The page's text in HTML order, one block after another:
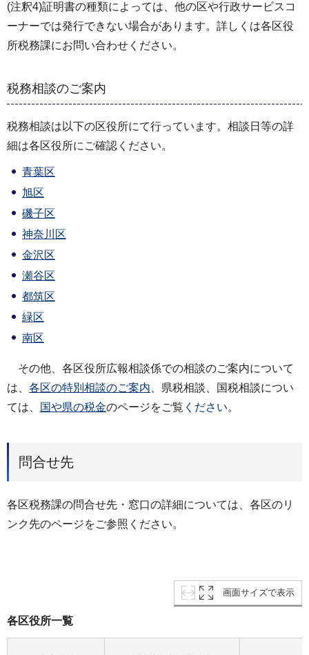
(注釈4)証明書の種類によっては、他の区や行政サービスコ
ーナーでは発行できない場合があります。詳しくは各区役
所税務課にお問い合わせください。
税務相談のご案内
税務相談は以下の区役所にて行っています。相談日等の詳
細は各区役所にご確認ください。
青葉区
旭区
磯子区
神奈川区
金沢区
瀬谷区
都筑区
緑区
南区
その他、各区役所広報相談係での相談のご案内について
は、 各区の特別相談のご案内 、県税相談、国税相談につい
ては、
国や県の税金のページをご覧 ください。
問合せ先
各区税務課の問合せ先・窓口の詳細については、各区のリ
ンク先のページをご参照ください。
画面サイズで表示
各区役所一覧